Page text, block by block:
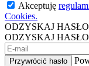
Akceptuję
Cookies.
ODZYSKAJ HASŁO
ODZYSKAJ HASŁO
Przywrócić hasło